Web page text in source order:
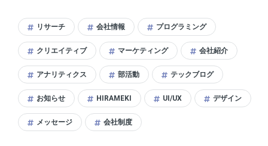
リサーチ 会社情報 プログラミング
クリエイティブ マーケティング 会社紹介
アナリティクス 部活動 テックブログ
お知らせ HIRAMEKI UI/UX デザイン
メッセージ 会社制度